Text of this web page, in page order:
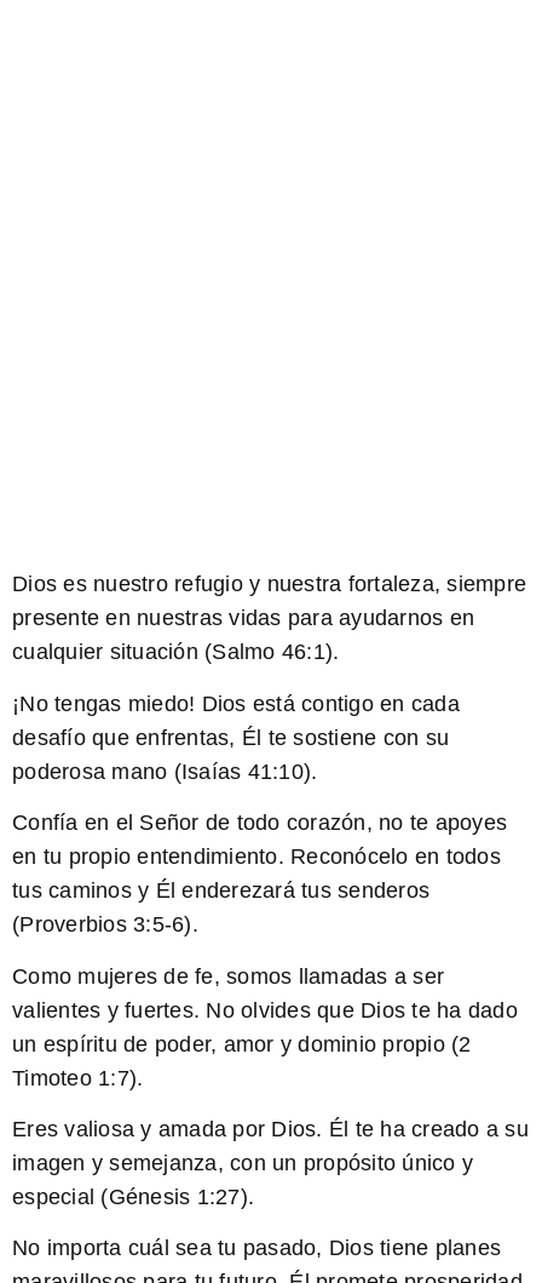
Dios es nuestro refugio y nuestra fortaleza, siempre
presente en nuestras vidas para ayudarnos en
cualquier situación (Salmo 46:1).
¡No tengas miedo! Dios está contigo en cada
desafío que enfrentas, Él te sostiene con su
poderosa mano (Isaías 41:10).
Confía en el Señor de todo corazón, no te apoyes
en tu propio entendimiento. Reconócelo en todos
tus caminos y Él enderezará tus senderos
(Proverbios 3:5-6).
Como mujeres de fe, somos llamadas a ser
valientes y fuertes. No olvides que Dios te ha dado
un espíritu de poder, amor y dominio propio (2
Timoteo 1:7).
Eres valiosa y amada por Dios. Él te ha creado a su
imagen y semejanza, con un propósito único y
especial (Génesis 1:27).
No importa cuál sea tu pasado, Dios tiene planes